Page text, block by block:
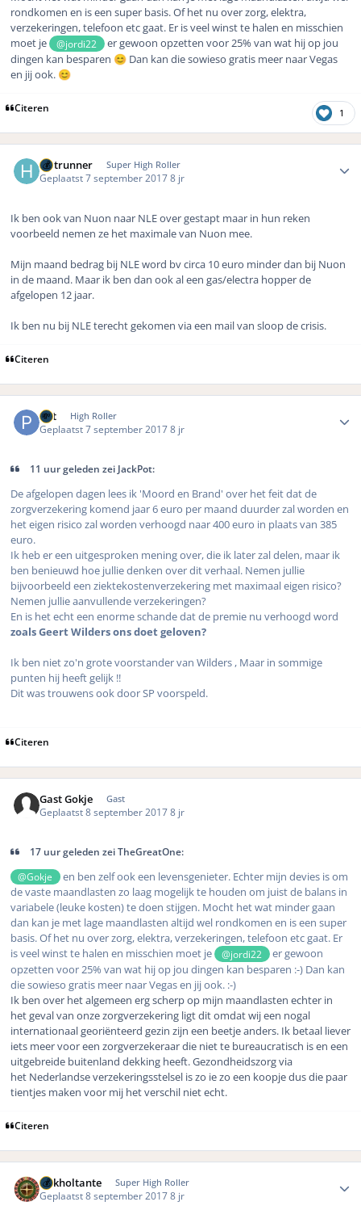
rondkomen en is een super basis. Of het nu over zorg, elektra,
verzekeringen, telefoon etc gaat. Er is veel winst te halen en misschien
moet je
@jordi22
er gewoon opzetten voor 25% van wat hij op jou
dingen kan besparen 😊 Dan kan die sowieso gratis meer naar Vegas
en jij ook. 😊
Citeren 1
Hotrunner Super High Roller
Geplaatst7 september 20178 jr
Ik ben ook van Nuon naar NLE over gestapt maar in hun reken
voorbeeld nemen ze het maximale van Nuon mee.
Mijn maand bedrag bij NLE word bv circa 10 euro minder dan bij Nuon
in de maand. Maar ik ben dan ook al een gas/electra hopper de
afgelopen 12 jaar.
Ik ben nu bij NLE terecht gekomen via een mail van sloop de crisis.
Citeren
Pat High Roller
Geplaatst7 september 20178 jr
11 uur geleden zei JackPot:
De afgelopen dagen lees ik 'Moord en Brand' over het feit dat de
zorgverzekering komend jaar 6 euro per maand duurder zal worden en
het eigen risico zal worden verhoogd naar 400 euro in plaats van 385
euro.
Ik heb er een uitgesproken mening over, die ik later zal delen, maar ik
ben benieuwd hoe jullie denken over dit verhaal. Nemen jullie
bijvoorbeeld een ziektekostenverzekering met maximaal eigen risico?
Nemen jullie aanvullende verzekeringen?
En is het echt een enorme schande dat de premie nu verhoogd word
zoals Geert Wilders ons doet geloven?
Ik ben niet zo'n grote voorstander van Wilders , Maar in sommige
punten hij heeft gelijk !!
Dit was trouwens ook door SP voorspeld.
Citeren
Gast Gokje Gast
Geplaatst8 september 20178 jr
17 uur geleden zei TheGreatOne:
@Gokje
en ben zelf ook een levensgenieter. Echter mijn devies is om
de vaste maandlasten zo laag mogelijk te houden om juist de balans in
variabele (leuke kosten) te doen stijgen. Mocht het wat minder gaan
dan kan je met lage maandlasten altijd wel rondkomen en is een super
basis. Of het nu over zorg, elektra, verzekeringen, telefoon etc gaat. Er
is veel winst te halen en misschien moet je
@jordi22
er gewoon
opzetten voor 25% van wat hij op jou dingen kan besparen :-) Dan kan
die sowieso gratis meer naar Vegas en jij ook. :-)
Ik ben over het algemeen erg scherp op mijn maandlasten echter in
het geval van onze zorgverzekering ligt dit omdat wij een nogal
internationaal georiënteerd gezin zijn een beetje anders. Ik betaal liever
iets meer voor een zorgverzekeraar die niet te bureaucratisch is en een
uitgebreide buitenland dekking heeft. Gezondheidszorg via
het Nederlandse verzekeringsstelsel is zo ie zo een koopje dus die paar
tientjes maken voor mij het verschil niet echt.
Citeren
Gokholtante Super High Roller
Geplaatst8 september 20178 jr